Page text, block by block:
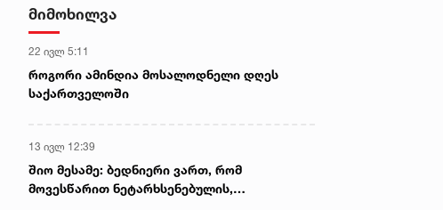
გავრცელების ფაქტებზე, ერთ
მიმოხილვა
22 ივლ 5:11
როგორი ამინდია მოსალოდნელი დღეს
საქართველოში
13 ივლ 12:39
შიო მესამე: ბედნიერი ვართ, რომ
მოვესწარით ნეტარხსენებულის,